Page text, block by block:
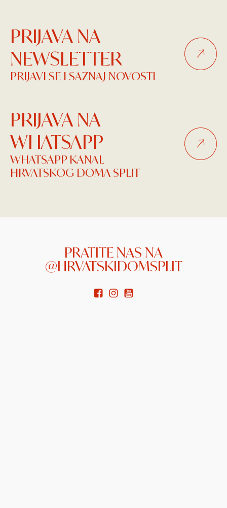
PRIJAVA NA
NEWSLETTER
PRIJAVI SE I SAZNAJ NOVOSTI
PRIJAVA NA
WHATSAPP
WHATSAPP KANAL
HRVATSKOG DOMA SPLIT
PRATITE NAS NA
@HRVATSKIDOMSPLIT